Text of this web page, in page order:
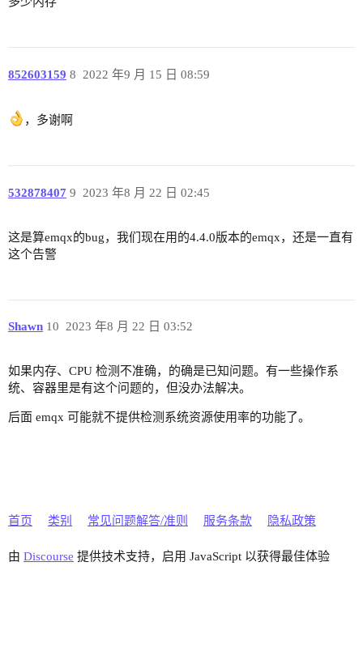
852603159 2022 年9 月 15 日 08:59
8
，多谢啊
532878407 2023 年8 月 22 日 02:45
9
这是算emqx的bug，我们现在用的4.4.0版本的emqx，还是一直有
这个告警
Shawn 2023 年8 月 22 日 03:52
10
如果内存、CPU 检测不准确，的确是已知问题。有一些操作系
统、容器里是有这个问题的，但没办法解决。
后面 emqx 可能就不提供检测系统资源使用率的功能了。
首页 类别 常见问题解答/准则 服务条款 隐私政策
由 Discourse 提供技术支持，启用 JavaScript 以获得最佳体验